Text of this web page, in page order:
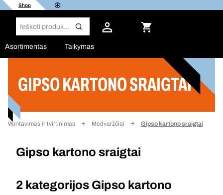
Shop
Asortimentas Taikymas
GIPSO KARTONO SRAIGTAI
Montavimas ir tvirtinimas Medvaržčiai Gipso kartono sraigtai
Gipso kartono sraigtai
2 kategorijos Gipso kartono
Filtras